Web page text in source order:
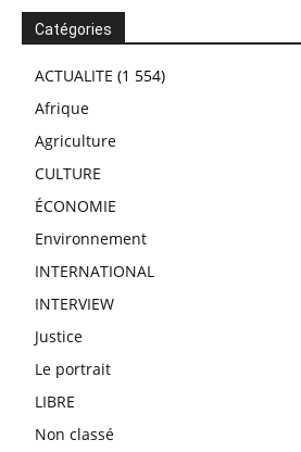
Catégories
ACTUALITE (1 554)
Afrique
Agriculture
CULTURE
ÉCONOMIE
Environnement
INTERNATIONAL
INTERVIEW
Justice
Le portrait
LIBRE
Non classé